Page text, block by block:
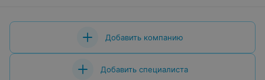
Добавить компанию
Добавить специалиста